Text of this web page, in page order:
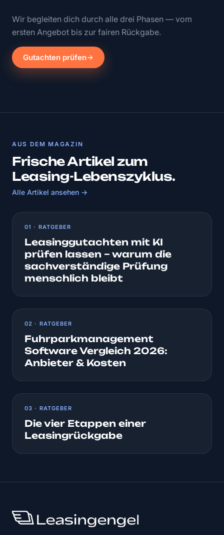
Wir begleiten dich durch alle drei Phasen — vom
ersten Angebot bis zur fairen Rückgabe.
Gutachten prüfen
AUS DEM MAGAZIN
Frische Artikel zum
Leasing-Lebenszyklus.
Alle Artikel ansehen →
01 · RATGEBER
Leasinggutachten mit KI
prüfen lassen – warum die
sachverständige Prüfung
menschlich bleibt
02 · RATGEBER
Fuhrparkmanagement
Software Vergleich 2026:
Anbieter & Kosten
03 · RATGEBER
Die vier Etappen einer
Leasingrückgabe